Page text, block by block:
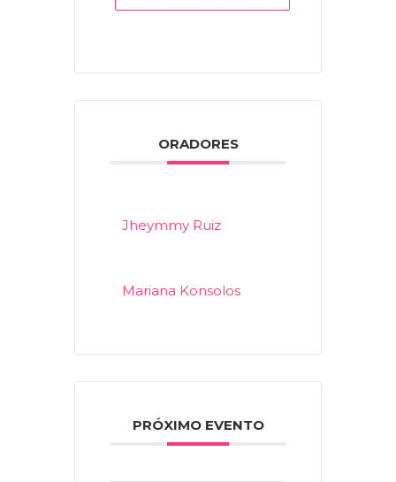
ORADORES
Jheymmy Ruiz
Mariana Konsolos
PRÓXIMO EVENTO